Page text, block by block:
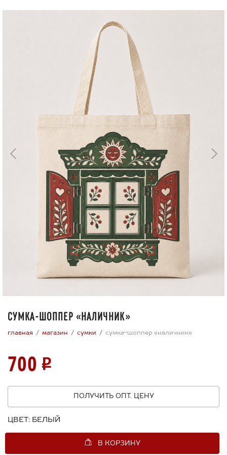
Для бизнеса
Скидки
←
→
СУМКА-ШОППЕР «НАЛИЧНИК»
главная магазин сумки сумка-шоппер «наличник»
700
ПОЛУЧИТЬ ОПТ. ЦЕНУ
ЦВЕТ: БЕЛЫЙ
В КОРЗИНУ